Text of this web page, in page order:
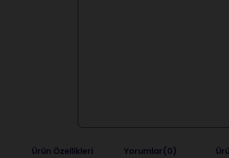
Ürün Özellikleri Yorumlar(0)